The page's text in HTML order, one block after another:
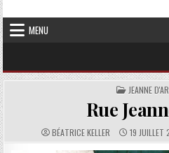
MENU
POSTED IN
JEANNE
Rue
AUTHOR:
BÉATRICE KELLER PUBLISHED
19 JUILLET